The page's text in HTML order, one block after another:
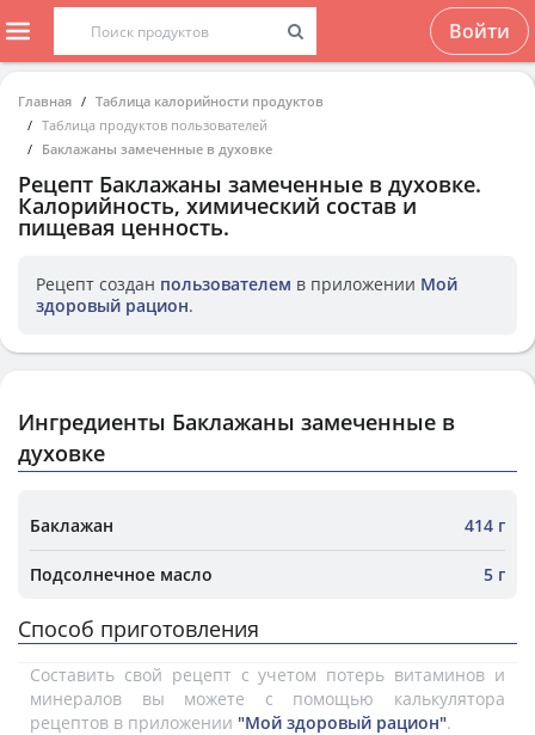
Войти
Главная
Таблица калорийности продуктов
Таблица продуктов пользователей
Баклажаны замеченные в духовке
Рецепт Баклажаны замеченные в духовке.
Калорийность, химический состав и
пищевая ценность.
Рецепт создан пользователем в приложении Мой
здоровый рацион.
Ингредиенты Баклажаны замеченные в
духовке
Баклажан 414 г
Подсолнечное масло 5 г
Способ приготовления
Составить свой рецепт с учетом потерь витаминов и
минералов вы можете с помощью калькулятора
рецептов в приложении "Мой здоровый рацион".